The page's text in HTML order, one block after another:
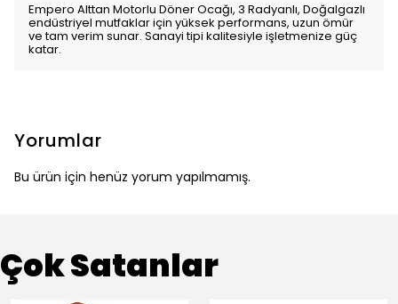
Empero Alttan Motorlu Döner Ocağı, 3 Radyanlı, Doğalgazlı
endüstriyel mutfaklar için yüksek performans, uzun ömür
ve tam verim sunar. Sanayi tipi kalitesiyle işletmenize güç
katar.
Yorumlar
Bu ürün için henüz yorum yapılmamış.
Çok Satanlar